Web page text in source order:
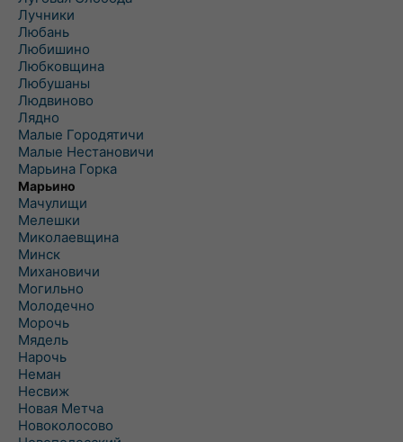
Лучники
Любань
Любишино
Любковщина
Любушаны
Людвиново
Лядно
Малые Городятичи
Малые Нестановичи
Марьина Горка
Марьино
Мачулищи
Мелешки
Миколаевщина
Минск
Михановичи
Могильно
Молодечно
Морочь
Мядель
Нарочь
Неман
Несвиж
Новая Метча
Новоколосово